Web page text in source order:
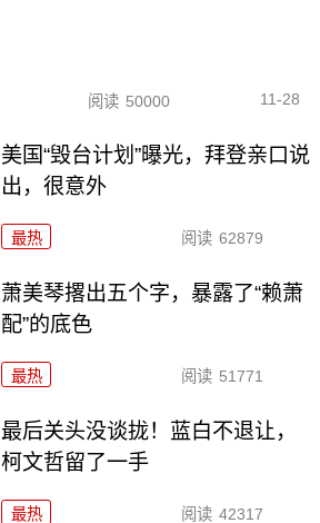
阅读 50000 11-28
美国“毁台计划”曝光，拜登亲口说
出，很意外
最热 阅读 62879
萧美琴撂出五个字，暴露了“赖萧
配”的底色
最热 阅读 51771
最后关头没谈拢！蓝白不退让，
柯文哲留了一手
最热 阅读 42317